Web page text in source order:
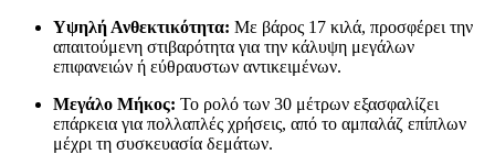
Υψηλή Ανθεκτικότητα: Με βάρος 17 κιλά, προσφέρει την
απαιτούμενη στιβαρότητα για την κάλυψη μεγάλων
επιφανειών ή εύθραυστων αντικειμένων.
Μεγάλο Μήκος: Το ρολό των 30 μέτρων εξασφαλίζει
επάρκεια για πολλαπλές χρήσεις, από το αμπαλάζ επίπλων
μέχρι τη συσκευασία δεμάτων.